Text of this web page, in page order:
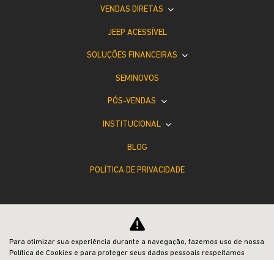
VENDAS DIRETAS
JEEP ACESSÍVEL
SOLUÇÕES FINANCEIRAS
SEMINOVOS
PÓS-VENDAS
INSTITUCIONAL
BLOG
POLÍTICA DE PRIVACIDADE
Para otimizar sua experiência durante a navegação, fazemos uso de nossa
Política de Cookies e para proteger seus dados pessoais respeitamos